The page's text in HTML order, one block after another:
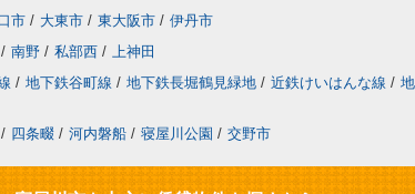
市 / 大東市 / 東大阪市 / 伊丹市
/ 南野 / 私部西 / 上神田
/ 地下鉄谷町線 / 地下鉄長堀鶴見緑地 / 近鉄けいはんな線 /
/ 四条畷 / 河内磐船 / 寝屋川公園 / 交野市